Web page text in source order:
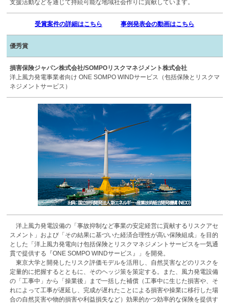
支援活動などを通じて持続可能な地域社会作りに貢献しています。
受賞案件の詳細はこちら 事例発表会の動画はこちら
優秀賞
損害保険ジャパン株式会社/SOMPOリスクマネジメント株式会社
洋上風力発電事業者向け ONE SOMPO WINDサービス（包括保険とリスクマ
ネジメントサービス）
洋上風力発電設備の「事故抑制など事業の安定経営に貢献するリスクアセ
スメント」および「その結果に基づいた経済合理性が高い保険組成」を目的
とした「洋上風力発電向け包括保険とリスクマネジメントサービスを一気通
貫で提供する『ONE SOMPO WINDサービス』」を開発。
東京大学と開発したリスク評価モデルを活用し、自然災害などのリスクを
定量的に把握するとともに、そのヘッジ策を策定する。また、風力発電設備
の「工事中」から「操業後」まで一括した補償（工事中に生じた損害や、そ
れによって工事が遅延し、完成が遅れたことによる損害や操業に移行した場
合の自然災害や物的損害や利益損失など）効果的かつ効率的な保険を提供す